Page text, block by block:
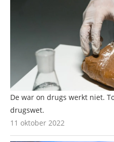
De war on drugs werkt niet.
drugswet.
11 oktober 2022